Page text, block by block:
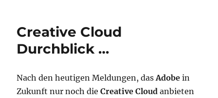
Verpackung
Creative Cloud
Durchblick …
Nach den heutigen Meldungen, dasAdobe in
Zukunft nur noch dieCreative Cloud anbieten